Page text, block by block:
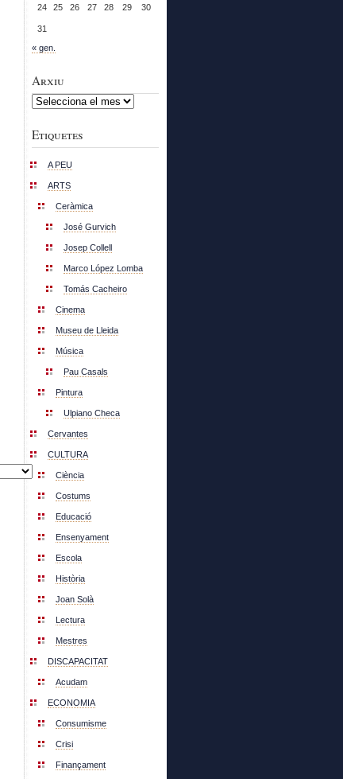
24 25 26 27 28 29 30
31
« gen.
Arxiu
Arxiu
Etiquetes
A PEU
ARTS
Ceràmica
José Gurvich
Josep Collell
Marco López Lomba
Tomás Cacheiro
Cinema
Museu de Lleida
Música
Pau Casals
Pintura
Ulpiano Checa
Cervantes
CULTURA
Ciència
Costums
Educació
Ensenyament
Escola
Història
Joan Solà
Lectura
Mestres
DISCAPACITAT
Acudam
ECONOMIA
Consumisme
Crisi
Finançament